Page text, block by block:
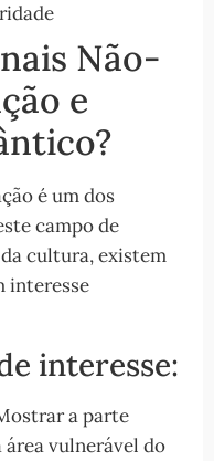
Não-
e
é um dos
campo de
cultura, existem
interesse
interesse:
a parte
vulnerável do